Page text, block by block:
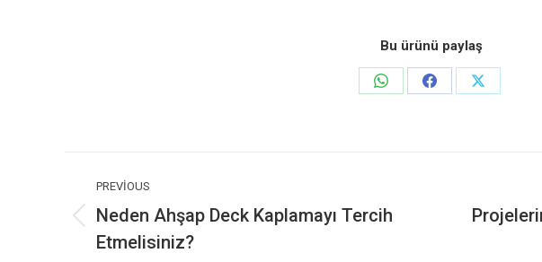
Bu ürünü paylaş
Share
Share
Share
navigation
PREVIOUS
Previous
post:
Neden Ahşap Deck Kaplamayı Tercih
Etmelisiniz?
Next